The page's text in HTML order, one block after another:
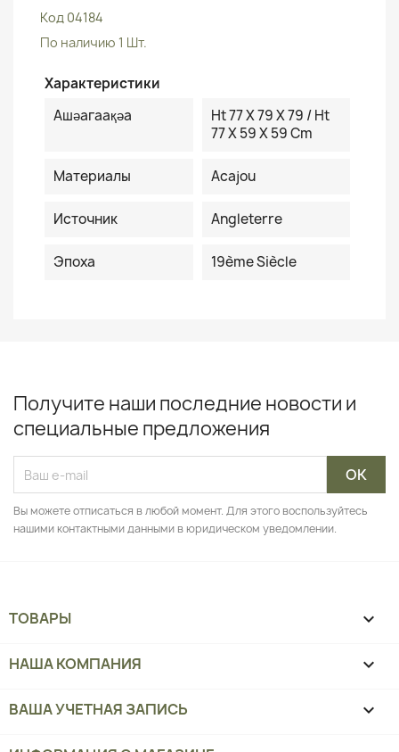
Код 04184
По наличию 1 Шт.
Характеристики
Ашәагаақәа
Ht 77 X 79 X 79 / Ht
77 X 59 X 59 Cm
Материалы Acajou
Источник Angleterre
Эпоха 19ème Siècle
Получите наши последние новости и
специальные предложения
Вы можете отписаться в любой момент. Для этого воспользуйтесь
нашими контактными данными в юридическом уведомлении.
ТОВАРЫ 
НАША КОМПАНИЯ 
ВАША УЧЕТНАЯ ЗАПИСЬ 